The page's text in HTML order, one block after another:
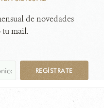
de novedades
tu mail.
REGÍSTRATE